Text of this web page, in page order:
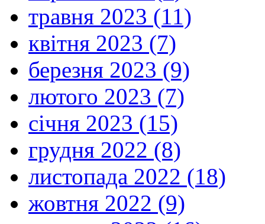
травня 2023 (11)
квітня 2023 (7)
березня 2023 (9)
лютого 2023 (7)
січня 2023 (15)
грудня 2022 (8)
листопада 2022 (18)
жовтня 2022 (9)